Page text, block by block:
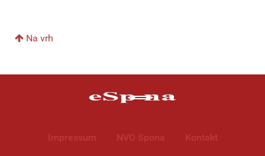
Na vrh
Impressum NVO Spona Kontakt